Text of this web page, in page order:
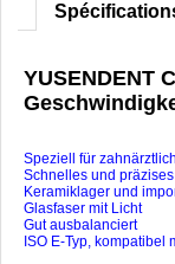
YUSENDENT
Speziell für
Schnelles und
Keramiklager und
Glasfaser mit Licht
Gut ausbalanciert
ISO E-Typ, kompatibel